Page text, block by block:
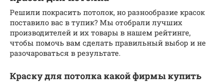
Решили покрасить потолок, но разнообразие красок
поставило вас в тупик? Мы отобрали лучших
производителей и их товары в нашем рейтинге,
чтобы помочь вам сделать правильный выбор и не
разочароваться в результате.
Краску для потолка какой фирмы купить